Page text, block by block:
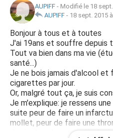
AUPIFF - Modifié le 18
AUPIFF - 18 sept. 2015
Bonjour à tous et à toutes
J'ai 19ans et souffre depuis
Tout va bien dans ma vie
santé...)
Je ne bois jamais d'alcool
cigarettes par jour.
Or, malgré tout ça, je suis
Je m'explique: je ressens
suite peur de faire un
mollet, peur de faire une
Je vis dans la peur qu'il